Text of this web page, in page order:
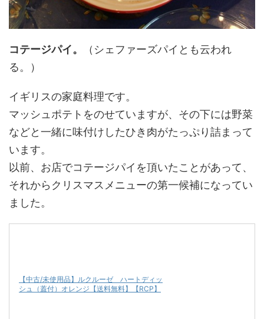
コテージパイ。
（シェファーズパイとも云われ
る。）
イギリスの家庭料理です。
マッシュポテトをのせていますが、その下には野菜
などと一緒に味付けしたひき肉がたっぷり詰まって
います。
以前、お店でコテージパイを頂いたことがあって、
それからクリスマスメニューの第一候補になってい
ました。
【中古/未使用品】ルクルーゼ ハートディッ
シュ（蓋付）オレンジ【送料無料】【RCP】